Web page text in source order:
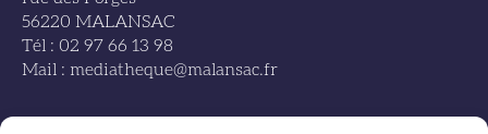
56220 MALANSAC
Tél : 02 97 66 13 98
Mail : mediatheque@malansac.fr